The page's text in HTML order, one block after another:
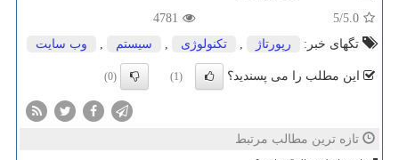
5.0
/5
4781
تگهای خبر:
رپورتاژ تكنولوژی سیستم وب سایت
این مطلب را می پسندید؟ (1)
(0)
تازه ترین مطالب مرتبط